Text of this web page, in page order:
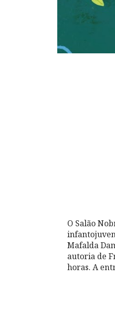
O Salão
Mafalda
autoria de
horas. A